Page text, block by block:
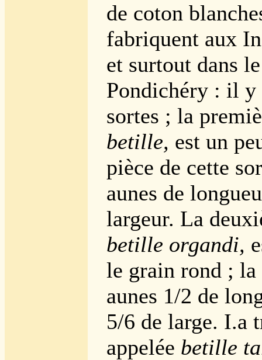
de coton
fabriquent aux
et surtout dans
Pondichéry : il y
sortes ; la
betille, est un
pièce de cette
aunes de
largeur. La
betille organdi,
le grain rond ; la
aunes 1/2 de
5/6 de large. I.a
appelée betille